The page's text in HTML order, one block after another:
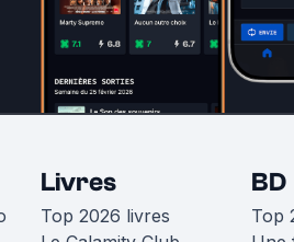
Livres
Top 2026 livres
BD
Top